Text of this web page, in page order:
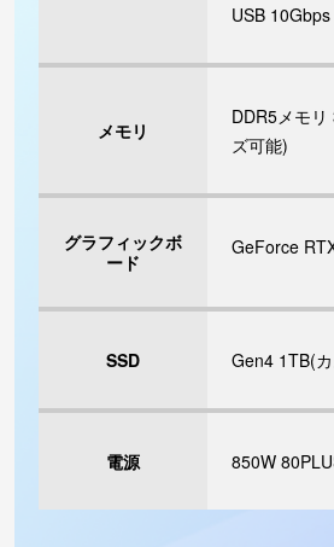
USB
メモリ
DDR5メモ
ズ可能)
グラフィックボ
ード
GeForce
SSD Gen4 1TB(
電源 850W